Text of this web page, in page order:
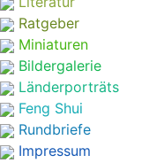
Ratgeber
Miniaturen
Bildergalerie
Länderporträts
Feng Shui
Rundbriefe
Impressum